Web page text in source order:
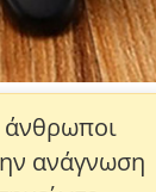
άνθρωποι
ανάγνωση